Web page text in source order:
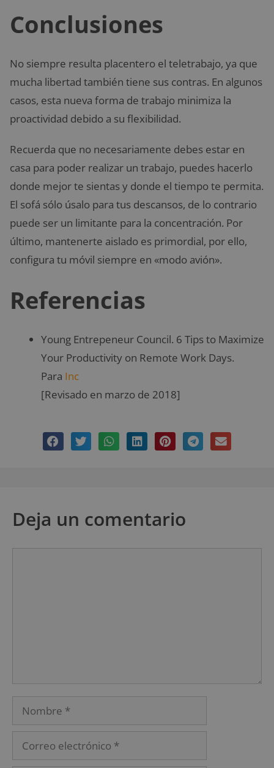
Conclusiones
No siempre resulta placentero el teletrabajo, ya que
mucha libertad también tiene sus contras. En algunos
casos, esta nueva forma de trabajo minimiza la
proactividad debido a su flexibilidad.
Recuerda que no necesariamente debes estar en
casa para poder realizar un trabajo, puedes hacerlo
donde mejor te sientas y donde el tiempo te permita.
El sofá sólo úsalo para tus descansos, de lo contrario
puede ser un limitante para la concentración. Por
último, mantenerte aislado es primordial, por ello,
configura tu móvil siempre en «modo avión».
Referencias
Young Entrepeneur Council. 6 Tips to Maximize
Your Productivity on Remote Work Days.
Para Inc
[Revisado en marzo de 2018]
Deja un comentario